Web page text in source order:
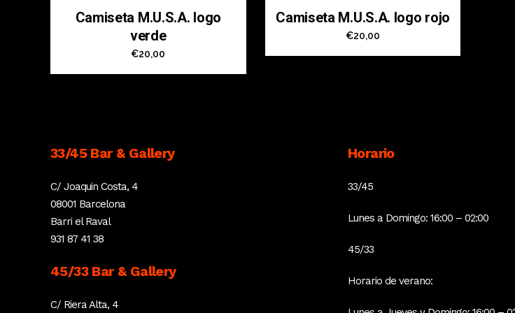
Camiseta M.U.S.A. logo
verde
€20,00
Camiseta M.U.S.A. logo rojo
€20,00
33/45 Bar & Gallery
C/ Joaquin Costa, 4
08001 Barcelona
Barri el Raval
931 87 41 38
45/33 Bar & Gallery
C/ Riera Alta, 4
Horario
33/45
Lunes a Domingo: 16:00 – 02:00
45/33
Horario de verano: